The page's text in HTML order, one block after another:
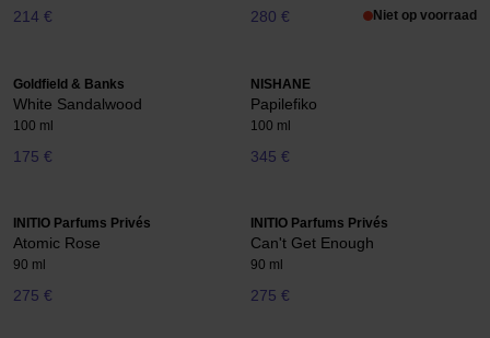
214 € 280 € Niet op voorraad
Goldfield & Banks
White Sandalwood
100 ml
175 €
NISHANE
Papilefiko
100 ml
345 €
INITIO Parfums Privés
Atomic Rose
90 ml
275 €
INITIO Parfums Privés
Can't Get Enough
90 ml
275 €